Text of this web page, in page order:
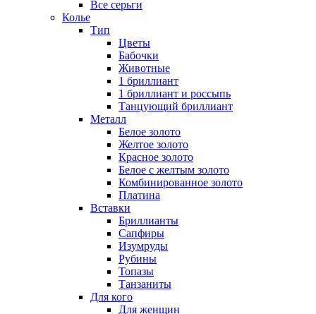
Все серьги
Колье
Тип
Цветы
Бабочки
Животные
1 бриллиант
1 бриллиант и россыпь
Танцующий бриллиант
Металл
Белое золото
Желтое золото
Красное золото
Белое с желтым золото
Комбинированное золото
Платина
Вставки
Бриллианты
Сапфиры
Изумруды
Рубины
Топазы
Танзаниты
Для кого
Для женщин